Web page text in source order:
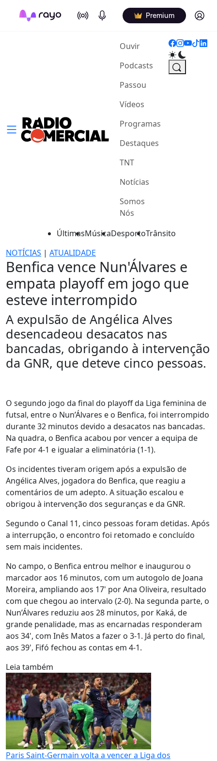
On Air Podcasts Premium Log in
Ouvir(current)
Podcasts
Passou
Vídeos
Programas
Destaques
TNT
Notícias
Somos
Nós
ÚltimasMúsicaDesportoTrânsito
NOTÍCIAS | ATUALIDADE
Benfica vence Nun'Álvares e
empata playoff em jogo que
esteve interrompido
A expulsão de Angélica Alves
desencadeou desacatos nas
bancadas, obrigando à intervenção
da GNR, que deteve cinco pessoas.
O segundo jogo da final do playoff da Liga feminina de
futsal, entre o Nun’Álvares e o Benfica, foi interrompido
durante 32 minutos devido a desacatos nas bancadas.
Na quadra, o Benfica acabou por vencer a equipa de
Fafe por 4-1 e igualar a eliminatória (1-1).
Os incidentes tiveram origem após a expulsão de
Angélica Alves, jogadora do Benfica, que reagiu a
comentários de um adepto. A situação escalou e
obrigou à intervenção dos seguranças e da GNR.
Segundo o Canal 11, cinco pessoas foram detidas. Após
a interrupção, o encontro foi retomado e concluído
sem mais incidentes.
No campo, o Benfica entrou melhor e inaugurou o
marcador aos 16 minutos, com um autogolo de Joana
Moreira, ampliando aos 17' por Ana Oliveira, resultado
com que chegou ao intervalo (2-0). Na segunda parte, o
Nun’Álvares reduziu aos 28 minutos, por Kaká, de
grande penalidade, mas as encarnadas responderam
aos 34', com Inês Matos a fazer o 3-1. Já perto do final,
aos 39', Fifó fechou as contas em 4-1.
Leia também
Paris Saint-Germain volta a vencer a Liga dos